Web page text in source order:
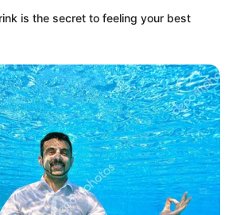
is the secret to feeling your best